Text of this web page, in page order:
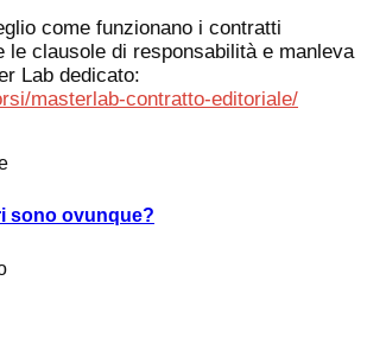
come funzionano i contratti
le clausole di responsabilità e manleva
Lab dedicato:
masterlab-contratto-editoriale/
sono ovunque?